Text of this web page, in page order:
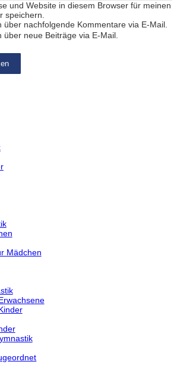
und Website in diesem Browser für meinen
speichern.
über nachfolgende Kommentare via E-Mail.
über neue Beiträge via E-Mail.
Mädchen